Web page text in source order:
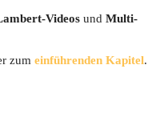
Vide­os und Mul­ti­
zum ein­füh­ren­den Kapi­tel.